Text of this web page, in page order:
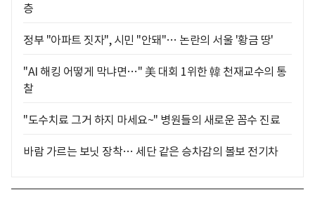
층
정부 "아파트 짓자", 시민 "안돼"… 논란의 서울 '황금 땅'
"AI 해킹 어떻게 막냐면…" 美 대회 1위한 韓 천재교수의 통
찰
"도수치료 그거 하지 마세요~" 병원들의 새로운 꼼수 진료
바람 가르는 보닛 장착… 세단 같은 승차감의 볼보 전기차